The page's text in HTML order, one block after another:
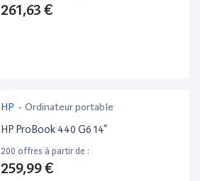
261,63 €
HP - Ordinateur portable
HP ProBook 440 G6 14”
200 offres à partir de :
259,99 €